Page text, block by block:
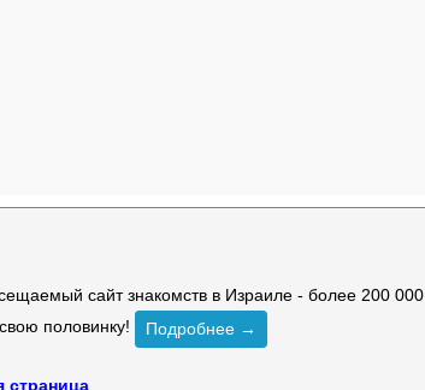
сайт знакомств в Израиле - более 200 000
половинку!
Подробнее →
страница